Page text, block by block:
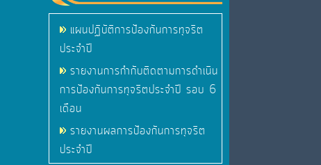
แผนปฏิบัติการป้องกันการทุจริต
ประจำปี
รายงานการกำกับติดตามการดำเนิน
การป้องกันการทุจริตประจำปี รอบ 6
เดือน
รายงานผลการป้องกันการทุจริต
ประจำปี